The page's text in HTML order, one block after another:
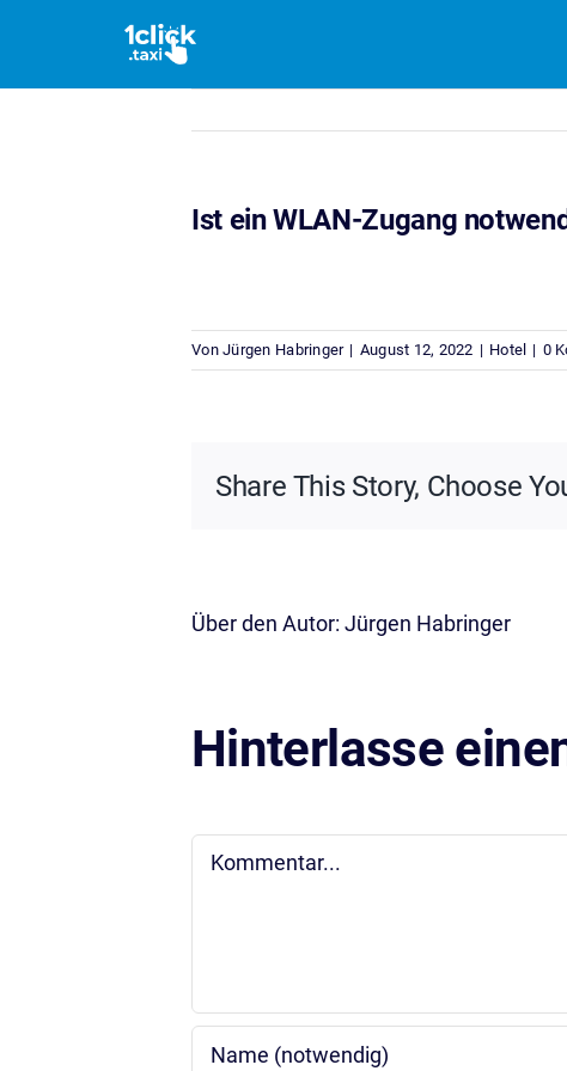
springen
Ist ein WLAN-Zugang
VonJürgen Habringer | August 12, 2022 | Hotel | 0
Share This Story, Choose
Über den Autor: Jürgen Habringer
Hinterlasse
Kommentar